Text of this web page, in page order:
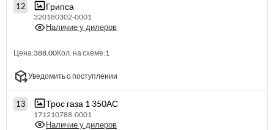
12 Грипса
320180302-0001
Наличие у дилеров
Цена:388.00Кол. на схеме:1
Уведомить о поступлении
13 Трос газа 1 350АС
171210788-0001
Наличие у дилеров